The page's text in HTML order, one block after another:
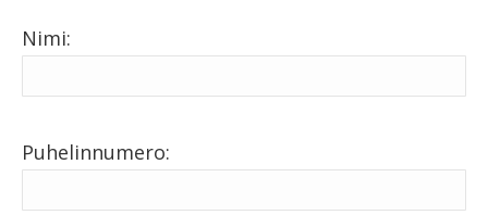
Nimi:
Puhelinnumero: